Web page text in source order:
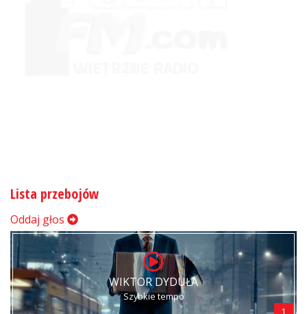
Lista przebojów
Oddaj głos
WIKTOR DYDUŁA
Szybkie tempo